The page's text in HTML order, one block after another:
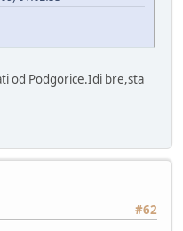
od Podgorice.Idi bre,sta
#62